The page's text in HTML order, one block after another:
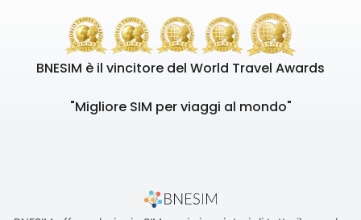
BNESIM è il vincitore del World Travel Awards
"Migliore SIM per viaggi al mondo"